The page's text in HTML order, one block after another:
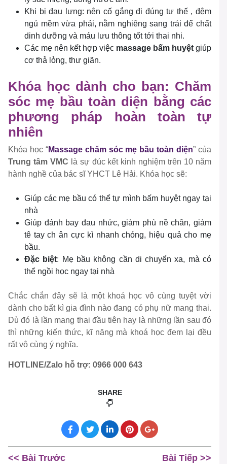
Khi bị đau lưng: nên cố gắng đi đúng tư thế , đệm
ngủ mềm vừa phải, nằm nghiêng sang trái để chất
dinh dưỡng và máu lưu thông tốt tới thai nhi.
Các mẹ nên kết hợp việc massage bấm huyệt giúp
cơ thả lỏng, thư giãn.
Khóa học dành cho bạn: Chăm
sóc mẹ bầu toàn diện bằng các
phương pháp hoàn toàn tự
nhiên
Khóa học “Massage chăm sóc mẹ bầu toàn diện” của
Trung tâm VMC là sự đúc kết kinh nghiệm trên 10 năm
hành nghề của bác sĩ YHCT Lê Hải. Khóa học sẽ:
Giúp các mẹ bầu có thể tự mình bấm huyệt ngay tại
nhà
Giúp đánh bay đau nhức, giảm phù nề chân, giảm
tê tay ch ân cực kì nhanh chóng, hiệu quả cho mẹ
bầu.
Đặc biệt: Mẹ bầu không cần di chuyển xa, mà có
thể ngồi học ngay tại nhà
Chắc chắn đây sẽ là một khoá học vô cùng tuyệt vời
dành cho bất kì gia đình nào đang có phụ nữ mang thai.
Dù đó là lần mang thai đầu tiên hay là những lần sau đó
thì những kiến thức, kĩ năng mà khoá học đem lại đều
rất vô cùng ý nghĩa.
HOTLINE/Zalo hỗ trợ: 0966 000 643
SHARE
<< Bài Trước Bài Tiếp >>